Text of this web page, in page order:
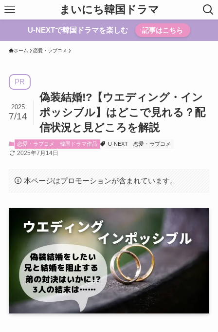
まいにち韓国ドラマ
U-NEXTで韓国ドラマを楽しむ 記事はこちら
ホーム 恋愛・ラブコメ
PR
偽装結婚!?【ウエディング・イン
ポッシブル】はどこで見れる？配
信状況と見どころを解説
2025
7/14
恋愛・ラブコメ 韓国ドラマ作品 U-NEXT 恋愛・ラブコメ
2025年7月14日
本ページはプロモーションが含まれています。